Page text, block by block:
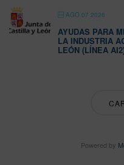
AGO 07 2026
AYUDAS PARA
LA INDUSTRIA
LEÓN (LÍNEA
Powered by